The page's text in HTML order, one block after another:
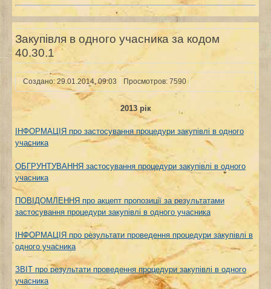
Закупівля в одного учасника за кодом
40.30.1
Создано: 29.01.2014, 09:03 Просмотров: 7590
2013 рік
ІНФОРМАЦІЯ про застосування процедури закупівлі в одного
учасника
ОБГРУНТУВАННЯ застосування процедури закупівлі в одного
учасника
ПОВІДОМЛЕННЯ про акцепт пропозиції за результатами
застосування процедури закупівлі в одного учасника
ІНФОРМАЦІЯ про результати проведення процедури закупівлі в
одного учасника
ЗВІТ про результати проведення процедури закупівлі в одного
учасника